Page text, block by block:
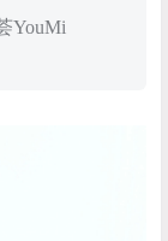
YouMi